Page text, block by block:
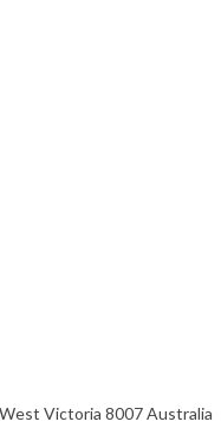
Victoria 8007 Australia